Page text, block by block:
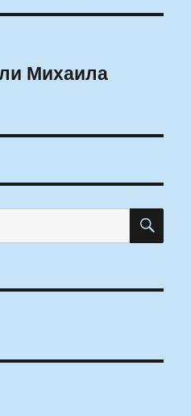
Михаила